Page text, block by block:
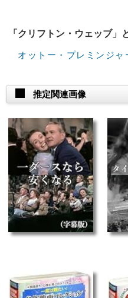
「クリフトン・ウェッブ」
オットー・プレミンジャ
推定関連画像